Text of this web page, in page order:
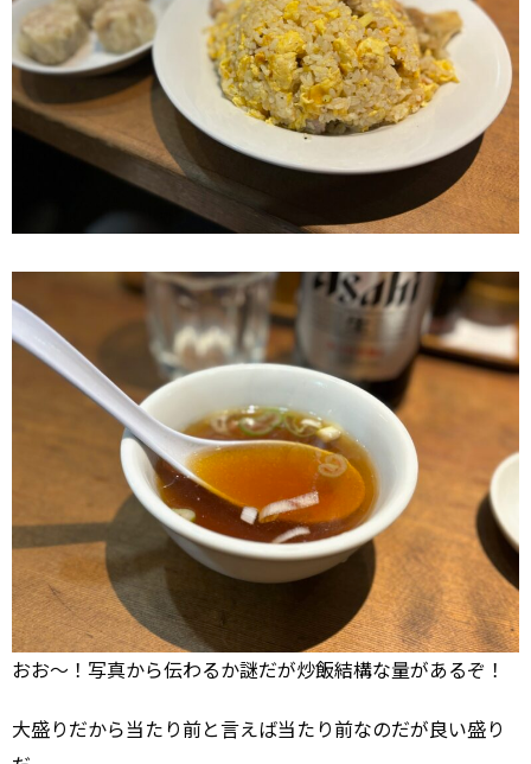
おお～！写真から伝わるか謎だが炒飯結構な量があるぞ！
大盛りだから当たり前と言えば当たり前なのだが良い盛り